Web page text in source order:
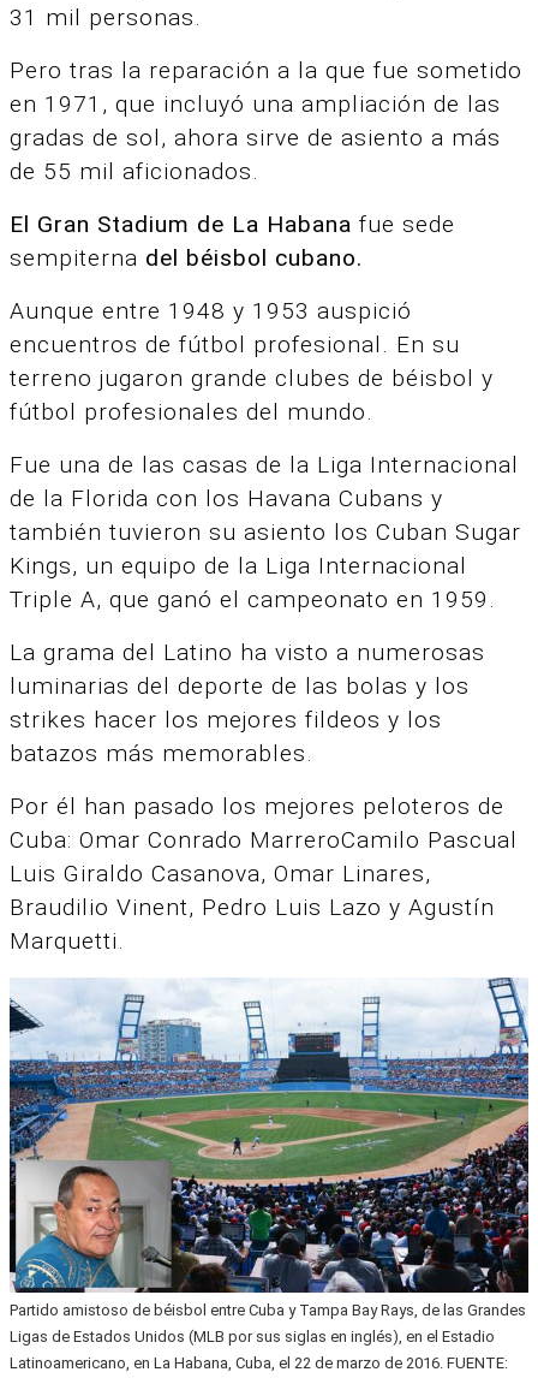
31 mil personas.
Pero tras la reparación a la que fue sometido
en 1971, que incluyó una ampliación de las
gradas de sol, ahora sirve de asiento a más
de 55 mil aficionados.
El Gran Stadium de La Habana fue sede
sempiterna del béisbol cubano.
Aunque entre 1948 y 1953 auspició
encuentros de fútbol profesional. En su
terreno jugaron grande clubes de béisbol y
fútbol profesionales del mundo.
Fue una de las casas de la Liga Internacional
de la Florida con los Havana Cubans y
también tuvieron su asiento los Cuban Sugar
Kings, un equipo de la Liga Internacional
Triple A, que ganó el campeonato en 1959.
La grama del Latino ha visto a numerosas
luminarias del deporte de las bolas y los
strikes hacer los mejores fildeos y los
batazos más memorables.
Por él han pasado los mejores peloteros de
Cuba: Omar Conrado MarreroCamilo Pascual
Luis Giraldo Casanova, Omar Linares,
Braudilio Vinent, Pedro Luis Lazo y Agustín
Marquetti.
Partido amistoso de béisbol entre Cuba y Tampa Bay Rays, de las Grandes
Ligas de Estados Unidos (MLB por sus siglas en inglés), en el Estadio
Latinoamericano, en La Habana, Cuba, el 22 de marzo de 2016. FUENTE: